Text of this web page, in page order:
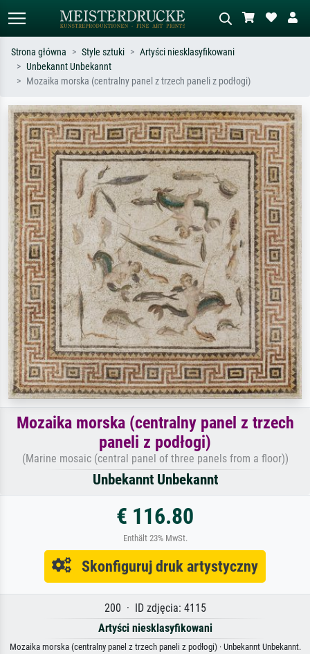
Wyszukiwanie standardowe Wyszukiwanie obrazów AI
Monet, Gwiaździsta noc,
impresjonizm, fala Hokusaia, akt.
abstrakcja z czerwienią, ciemny olej,
stojący akt obok drzewa.
Strona główna Style sztuki
Artyści niesklasyfikowani
Unbekannt Unbekannt
Mozaika morska (centralny panel z trzech paneli z podłogi)
Mozaika morska (centralny panel z trzech
paneli z podłogi)
(Marine mosaic (central panel of three panels from a floor))
Unbekannt Unbekannt
€ 116.80
Enthält 23% MwSt.
Skonfiguruj druk artystyczny
200 · ID zdjęcia: 4115
Artyści niesklasyfikowani
Mozaika morska (centralny panel z trzech paneli z podłogi) · Unbekannt Unbekannt.